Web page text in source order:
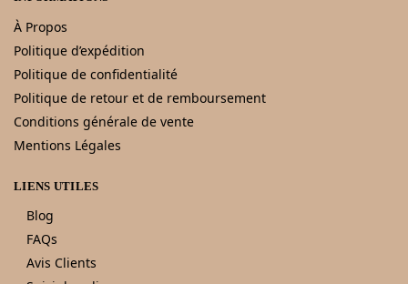
À Propos
Politique d’expédition
Politique de confidentialité
Politique de retour et de remboursement
Conditions générale de vente
Mentions Légales
LIENS UTILES
Blog
FAQs
Avis Clients